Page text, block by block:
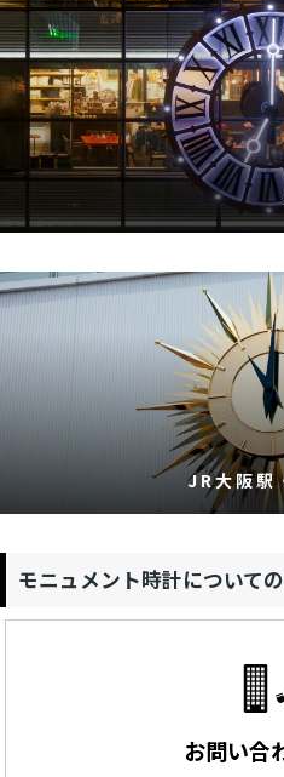
JR大阪駅
モニュメント時計について
お問い合